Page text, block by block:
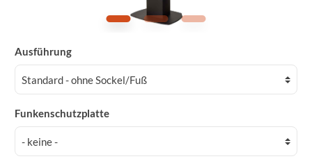
Ausführung
Funkenschutzplatte